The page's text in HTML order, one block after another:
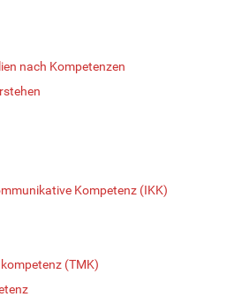
nach Kompetenzen
Kompetenz (IKK)
(TMK)